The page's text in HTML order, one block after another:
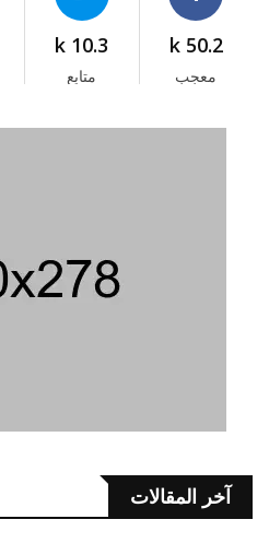
50.2 k
معجب
10.3 k
متابع
آخر المقالات